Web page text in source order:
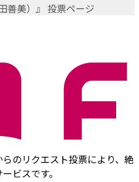
善美）』 投票ページ
のリクエスト投票により、絶
ビスです。